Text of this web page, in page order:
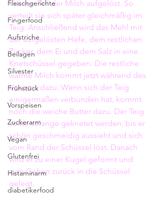
Fleischgerichte
Fingerfood
Aufstriche
Beilagen
Silvester
Frühstück
Vorspeisen
Zuckerarm
Vegan
Glutenfrei
Histaminarm
diabetikerfood
kleinen Teil der Milch aufgelöst. So
verteilt sie sich später gleichmäßig im
Teig. Anschließend wird das Mehl mit
der aufgelösten Hefe, dem restlichen
Zucker, dem Ei und dem Salz in eine
Knetschüssel gegeben. Die restliche
warme Milch kommt jetzt während des
Knetens dazu. Wenn sich der Teig
einigermaßen verbunden hat, kommt
noch die weiche Butter dazu. Der Teig
sollte solange geknetet werden, bis er
schön geschmeidig aussieht und sich
vom Rand der Schüssel löst. Danach
wird er zu einer Kugel geformt und
zum Gehen zurück in die Schüssel
gelegt.